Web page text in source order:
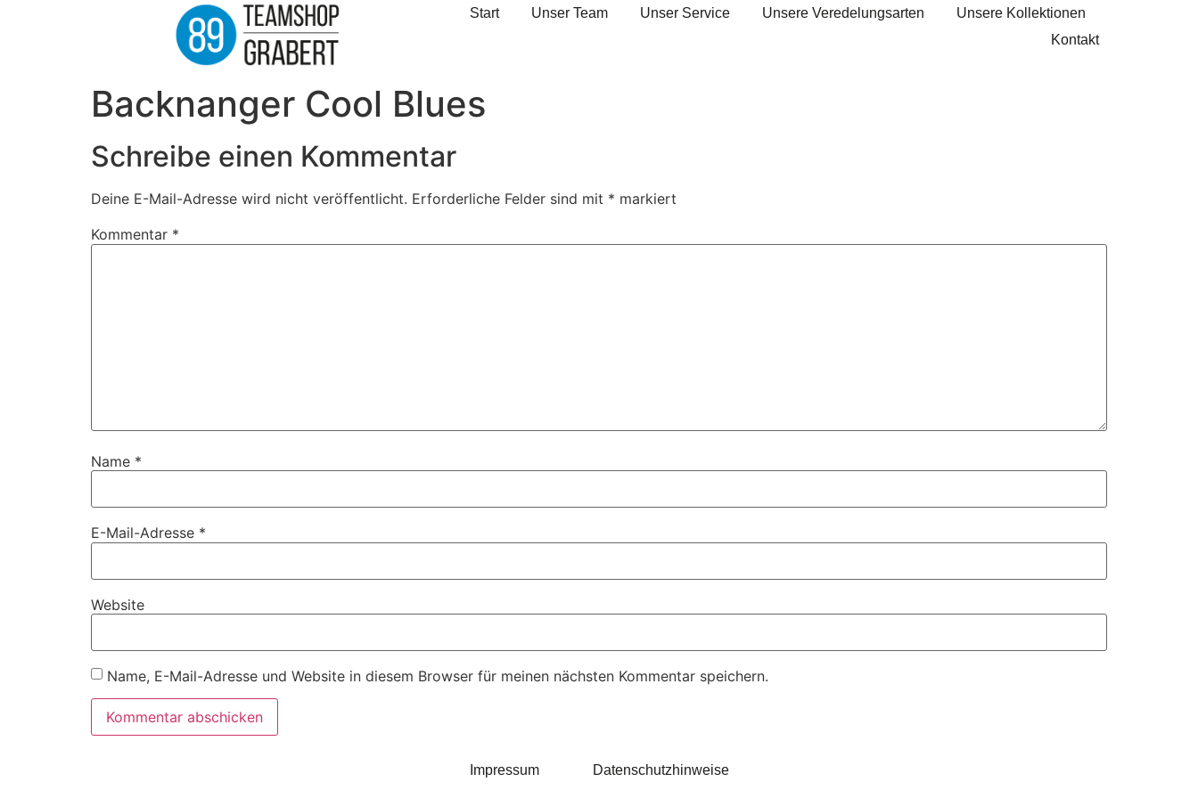
Start Unser Team Unser Service Unsere Veredelungsarten
Unsere Kollektionen
Kontakt
Backnanger Cool Blues
Schreibe einen Kommentar
Deine E-Mail-Adresse wird nicht veröffentlicht. Erforderliche Felder sind mit * markiert
Kommentar *
Name *
E-Mail-Adresse *
Website
Name, E-Mail-Adresse und Website in diesem Browser für meinen nächsten Kommentar speichern.
Impressum Datenschutzhinweise